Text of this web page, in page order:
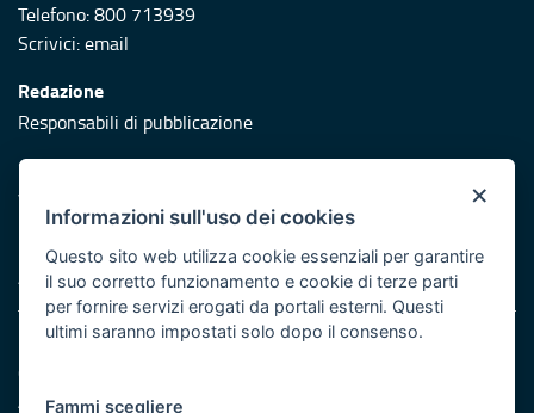
Telefono: 800 713939
Scrivici:email
Redazione
Responsabili di pubblicazione
Protezione civile
Vai al sito di Protezione Civile Puglia
Iniziativa finanziata con risorse del POR Puglia 2014/2020 -
Asse XI
Note legali
Cookie e privacy
Atti di notifica
×
Informazioni sull'uso dei cookies
Questo sito web utilizza cookie essenziali per garantire
il suo corretto funzionamento e cookie di terze parti
per fornire servizi erogati da portali esterni. Questi
ultimi saranno impostati solo dopo il consenso.
Fammi scegliere